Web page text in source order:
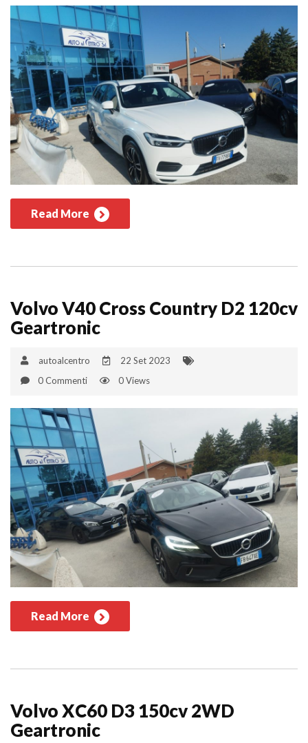
Read More
Volvo V40 Cross Country D2 120cv
Geartronic
autoalcentro
22 Set 2023
0 Commenti
0 Views
Read More
Volvo XC60 D3 150cv 2WD
Geartronic